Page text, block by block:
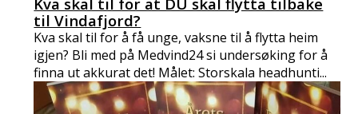
til Vindafjord?
Kva skal til for å få unge, vaksne til å flytta heim
igjen? Bli med på Medvind24 si undersøking for å
finna ut akkurat det! Målet: Storskala headhunti...